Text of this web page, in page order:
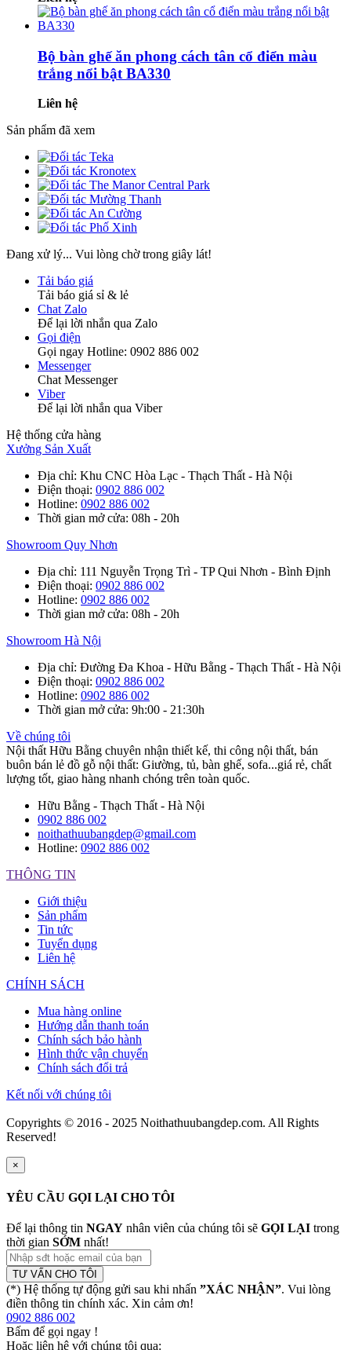
Bộ bàn ghế ăn phong cách tân cổ điển màu
trắng nổi bật BA330
Liên hệ
Sản phẩm đã xem
Đang xử lý... Vui lòng chờ trong giây lát!
Tải báo giá
Tải báo giá sỉ & lẻ
Chat Zalo
Để lại lời nhắn qua Zalo
Gọi điện
Gọi ngay Hotline: 0902 886 002
Messenger
Chat Messenger
Viber
Để lại lời nhắn qua Viber
Hệ thống cửa hàng
Xưởng Sản Xuất
Địa chỉ: Khu CNC Hòa Lạc - Thạch Thất - Hà Nội
Điện thoại: 0902 886 002
Hotline: 0902 886 002
Thời gian mở cửa: 08h - 20h
Showroom Quy Nhơn
Địa chỉ: 111 Nguyễn Trọng Trì - TP Qui Nhơn - Bình Định
Điện thoại: 0902 886 002
Hotline: 0902 886 002
Thời gian mở cửa: 08h - 20h
Showroom Hà Nội
Địa chỉ: Đường Đa Khoa - Hữu Bằng - Thạch Thất - Hà Nội
Điện thoại: 0902 886 002
Hotline: 0902 886 002
Thời gian mở cửa: 9h:00 - 21:30h
Về chúng tôi
Nội thất Hữu Bằng chuyên nhận thiết kế, thi công nội thất, bán
buôn bán lẻ đồ gỗ nội thất: Giường, tủ, bàn ghế, sofa...giá rẻ, chất
lượng tốt, giao hàng nhanh chóng trên toàn quốc.
Hữu Bằng - Thạch Thất - Hà Nội
0902 886 002
noithathuubangdep@gmail.com
Hotline: 0902 886 002
THÔNG TIN
Giới thiệu
Sản phẩm
Tin tức
Tuyển dụng
Liên hệ
CHÍNH SÁCH
Mua hàng online
Hướng dẫn thanh toán
Chính sách bảo hành
Hình thức vận chuyển
Chính sách đổi trả
Kết nối với chúng tôi
Copyrights © 2016 - 2025 Noithathuubangdep.com. All Rights
Reserved!
×
YÊU CẦU GỌI LẠI CHO TÔI
Để lại thông tin NGAY nhân viên của chúng tôi sẽ GỌI LẠI trong
thời gian SỚM nhất!
TƯ VẤN CHO TÔI
(*) Hệ thống tự động gửi sau khi nhấn ”XÁC NHẬN”. Vui lòng
điền thông tin chính xác. Xin cảm ơn!
0902 886 002
Bấm để gọi ngay !
Hoặc liên hệ với chúng tôi qua: